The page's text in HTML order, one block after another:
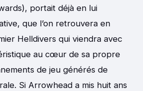
portait déjà en lui
que l’on retrouvera en
Helldivers qui viendra avec
au cœur de sa propre
de jeu générés de
Si Arrowhead a mis huit ans